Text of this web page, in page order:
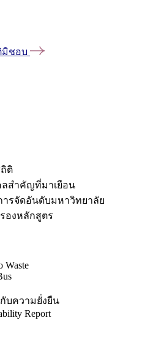
มิชอบ
ติ
สำคัญที่มาเยือน
ารจัดอันดับมหาวิทยาลัย
องหลักสูตร
Waste
บความยั่งยืน
Report